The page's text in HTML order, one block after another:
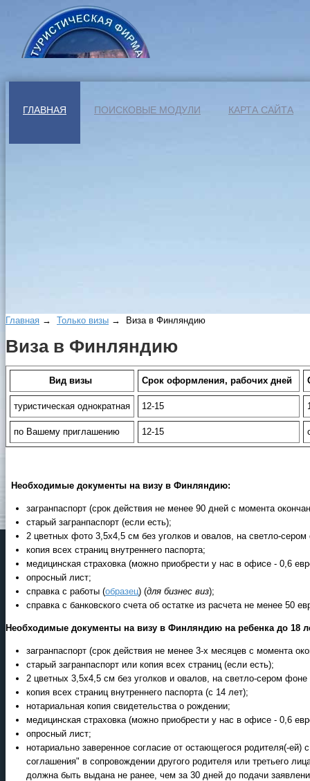
ГЛАВНАЯ ПОИСКОВЫЕ МОДУЛИ КАРТА САЙТА
Главная → Только визы → Виза в Финляндию
Виза в Финляндию
Вид визы Срок оформления, рабочих дней
туристическая однократная 12-15
по Вашему приглашению 12-15
Необходимые документы на визу в Финляндию:
загранпаспорт (срок действия не менее 90 дней с момента
старый загранпаспорт (если есть);
2 цветных фото 3,5х4,5 см без уголков и овалов, на светло-
копия всех страниц внутреннего паспорта;
медицинская страховка (можно приобрести у нас в офисе - 0,6
опросный лист;
справка с работы (образец) (для бизнес виз);
справка с банковского счета об остатке из расчета не менее 50
Необходимые документы на визу в Финляндию на ребенка до 18
загранпаспорт (срок действия не менее 3-х месяцев с момента
старый загранпаспорт или копия всех страниц (если есть);
2 цветных 3,5х4,5 см без уголков и овалов, на светло-сером
копия всех страниц внутреннего паспорта (с 14 лет);
нотариальная копия свидетельства о рождении;
медицинская страховка (можно приобрести у нас в офисе - 0,6
опросный лист;
нотариально заверенное согласие от остающегося родителя(-
соглашения" в сопровождении другого родителя или третьего
должна быть выдана не ранее, чем за 30 дней до подачи